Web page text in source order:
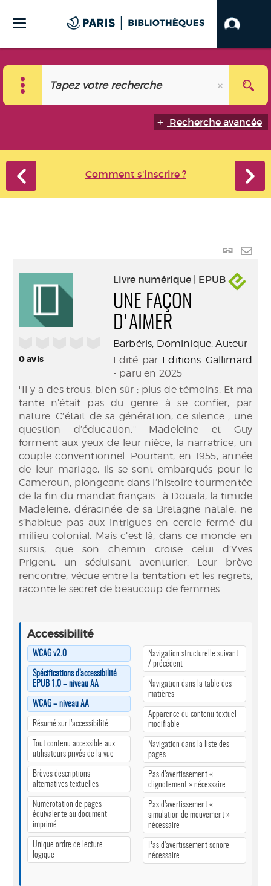
Recherche avancée
Comment s'inscrire ?
Lien
0avis
Livre numérique | EPUB
UNE FAÇON
D'AIMER
Barbéris, Dominique. Auteur
Edité par Editions Gallimard
- paru en 2025
"Il y a des trous, bien sûr ; plus de témoins. Et ma
tante n’était pas du genre à se confier, par
nature. C’était de sa génération, ce silence ; une
question d’éducation." Madeleine et Guy
forment aux yeux de leur nièce, la narratrice, un
couple conventionnel. Pourtant, en 1955, année
de leur mariage, ils se sont embarqués pour le
Cameroun, plongeant dans l’histoire tourmentée
de la fin du mandat français : à Douala, la timide
Madeleine, déracinée de sa Bretagne natale, ne
s’habitue pas aux intrigues en cercle fermé du
milieu colonial. Mais c’est là, dans ce monde en
sursis, que son chemin croise celui d’Yves
Prigent, un séduisant aventurier. Leur brève
rencontre, vécue entre la tentation et les regrets,
raconte le secret de beaucoup de femmes.
Accessibilité
WCAG v2.0
Spécifications d’accessibilité
EPUB 1.0 – niveau AA
WCAG – niveau AA
Résumé sur l’accessibilité
Tout contenu accessible aux
utilisateurs privés de la vue
Brèves descriptions
alternatives textuelles
Numérotation de pages
équivalente au document
imprimé
Unique ordre de lecture
logique
Navigation structurelle suivant
/ précédent
Navigation dans la table des
matières
Apparence du contenu textuel
modifiable
Navigation dans la liste des
pages
Pas d’avertissement «
clignotement » nécessaire
Pas d’avertissement «
simulation de mouvement »
nécessaire
Pas d’avertissement sonore
nécessaire